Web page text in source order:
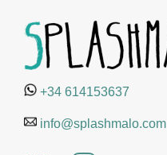
+34 614153637
info@splashmalo.com